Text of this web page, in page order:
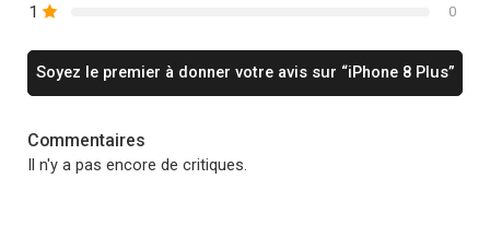
1 0
Soyez le premier à donner votre avis sur “iPhone 8 Plus”
Commentaires
Il n'y a pas encore de critiques.